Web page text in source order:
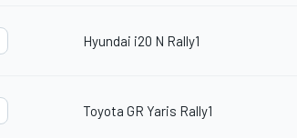
Hyundai i20 N Rally1
Toyota GR Yaris Rally1